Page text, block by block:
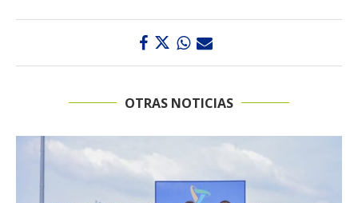
OTRAS NOTICIAS